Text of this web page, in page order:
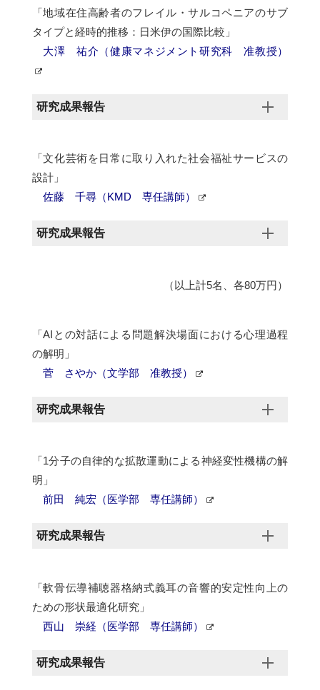
「地域在住高齢者のフレイル・サルコペニアのサブ
タイプと経時的推移：日米伊の国際比較」
大澤 祐介（健康マネジメント研究科 准教授）
研究成果報告
「文化芸術を日常に取り入れた社会福祉サービスの
設計」
佐藤 千尋（KMD 専任講師）
研究成果報告
（以上計5名、各80万円）
「AIとの対話による問題解決場面における心理過程
の解明」
菅 さやか（文学部 准教授）
研究成果報告
「1分子の自律的な拡散運動による神経変性機構の解
明」
前田 純宏（医学部 専任講師）
研究成果報告
「軟骨伝導補聴器格納式義耳の音響的安定性向上の
ための形状最適化研究」
西山 崇経（医学部 専任講師）
研究成果報告